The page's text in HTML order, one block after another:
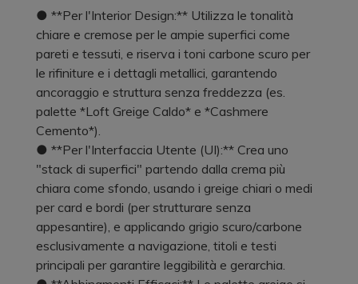
● **Per l'Interior Design:** Utilizza le tonalità
chiare e cremose per le ampie superfici come
pareti e tessuti, e riserva i toni carbone scuro per
le rifiniture e i dettagli metallici, garantendo
ancoraggio e struttura senza freddezza (es.
palette *Loft Greige Caldo* e *Cashmere
Cemento*).
● **Per l'Interfaccia Utente (UI):** Crea uno
"stack di superfici" partendo dalla crema più
chiara come sfondo, usando i greige chiari o medi
per card e bordi (per strutturare senza
appesantire), e applicando grigio scuro/carbone
esclusivamente a navigazione, titoli e testi
principali per garantire leggibilità e gerarchia.